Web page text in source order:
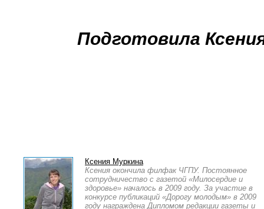
Подготовила
Ксения Муркина
Ксения окончила филфак ЧГПУ. Постоянное
сотрудничество с газетой «Милосердие и
здоровье» началось в 2009 году. За участие в
конкурсе публикаций «Дорогу молодым» в 2009
году награждена Дипломом редакции газеты и